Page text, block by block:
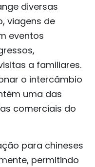
diversas
viagens de
eventos
a familiares.
o intercâmbio
uma das
comerciais do
para chineses
permitindo